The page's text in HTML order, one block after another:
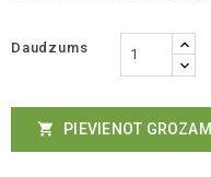
Daudzums
 PIEVIENOT GROZAM